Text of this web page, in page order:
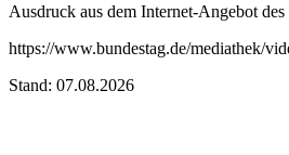
Ausdruck aus dem Internet-Angebot
https://www.bundestag.de/mediathek/
Stand: 07.08.2026